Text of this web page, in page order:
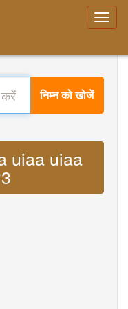
निम्न को खोजें
uiaa uiaa